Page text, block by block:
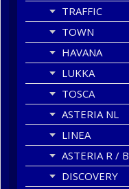
TRAFFIC
TOWN
HAVANA
LUKKA
TOSCA
ASTERIA NL
LINEA
ASTERIA R / B
DISCOVERY